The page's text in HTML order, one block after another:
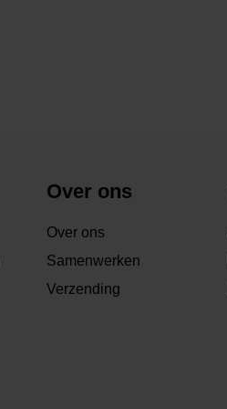
Over ons
Over ons
Samenwerken
Verzending